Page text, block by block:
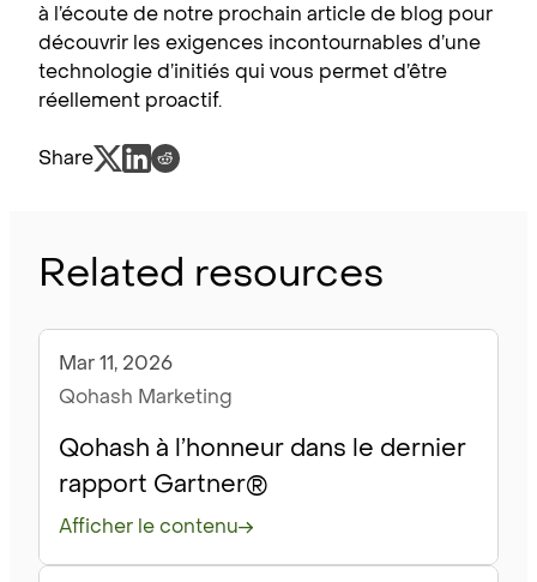
à l’écoute de notre prochain article de blog pour
découvrir les exigences incontournables d’une
technologie d’initiés qui vous permet d’être
réellement proactif.
Share
Related resources
Blogue
Mar 11, 2026
Qohash Marketing
Qohash à l’honneur dans le dernier
rapport Gartner®
Afficher le contenu